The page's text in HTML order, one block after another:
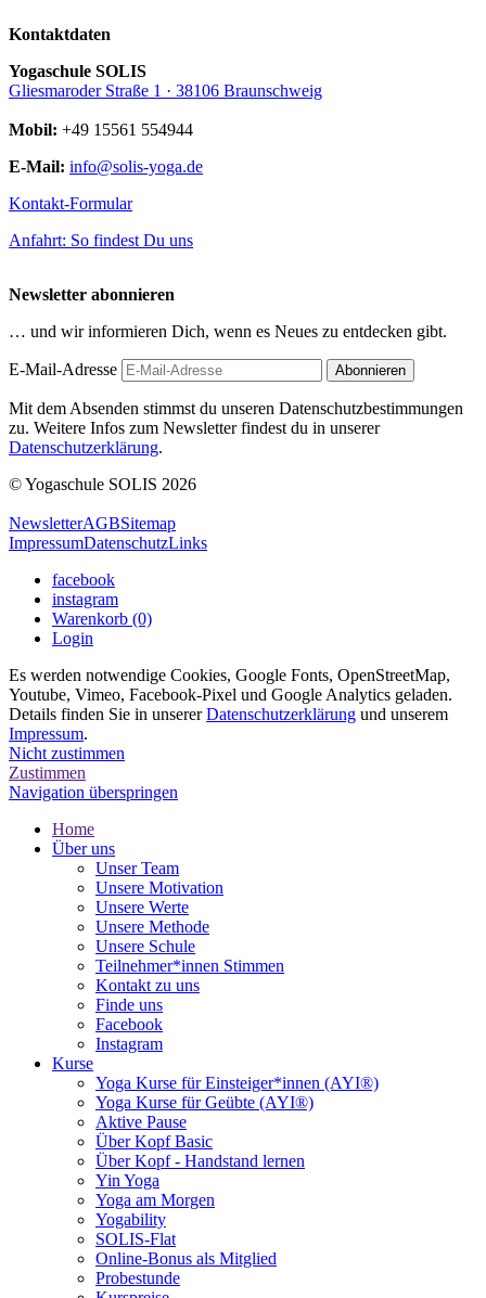
Kontaktdaten
Yogaschule SOLIS
Gliesmaroder Straße 1 · 38106 Braunschweig
Mobil: +49 15561 554944
E-Mail: info@solis-yoga.de
Kontakt-Formular
Anfahrt: So findest Du uns
Newsletter abonnieren
… und wir informieren Dich, wenn es Neues zu entdecken gibt.
E-Mail-Adresse
Mit dem Absenden stimmst du unseren Datenschutzbestimmungen
zu. Weitere Infos zum Newsletter findest du in unserer
Datenschutzerklärung.
© Yogaschule SOLIS 2026
NewsletterAGBSitemap
ImpressumDatenschutzLinks
facebook
instagram
Warenkorb (0)
Login
Es werden notwendige Cookies, Google Fonts, OpenStreetMap,
Youtube, Vimeo, Facebook-Pixel und Google Analytics geladen.
Details finden Sie in unsererDatenschutzerklärung und unserem
Impressum.
Nicht zustimmen
Zustimmen
Navigation überspringen
Home
Über uns
Unser Team
Unsere Motivation
Unsere Werte
Unsere Methode
Unsere Schule
Teilnehmer*innen Stimmen
Kontakt zu uns
Finde uns
Facebook
Instagram
Kurse
Yoga Kurse für Einsteiger*innen (AYI®)
Yoga Kurse für Geübte (AYI®)
Aktive Pause
Über Kopf Basic
Über Kopf - Handstand lernen
Yin Yoga
Yoga am Morgen
Yogability
SOLIS-Flat
Online-Bonus als Mitglied
Probestunde